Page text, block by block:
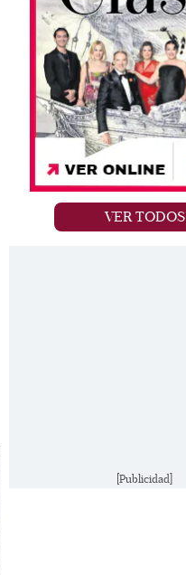
VER TODOS
[Publicidad]